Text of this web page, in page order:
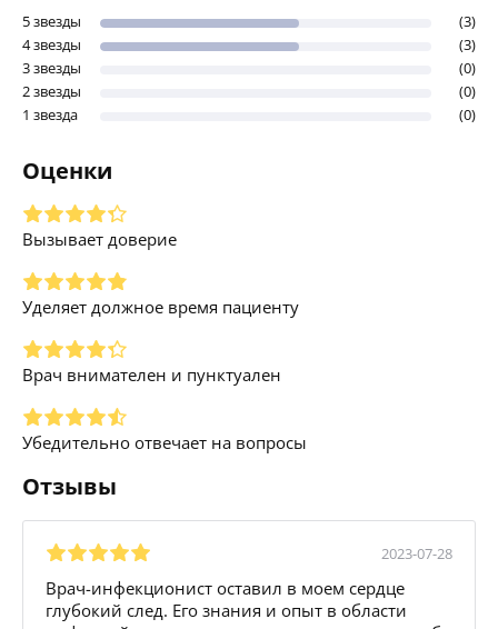
5 звезды
(3)
4 звезды
(3)
3 звезды
(0)
2 звезды
(0)
1 звезда
(0)
Оценки
Вызывает доверие
Уделяет должное время пациенту
Врач внимателен и пунктуален
Убедительно отвечает на вопросы
Отзывы
2023-07-28
Врач-инфекционист оставил в моем сердце
глубокий след. Его знания и опыт в области